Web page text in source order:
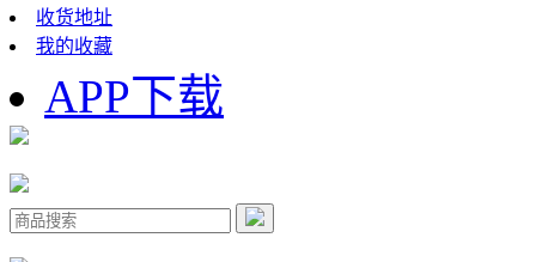
收货地址
我的收藏
APP下载